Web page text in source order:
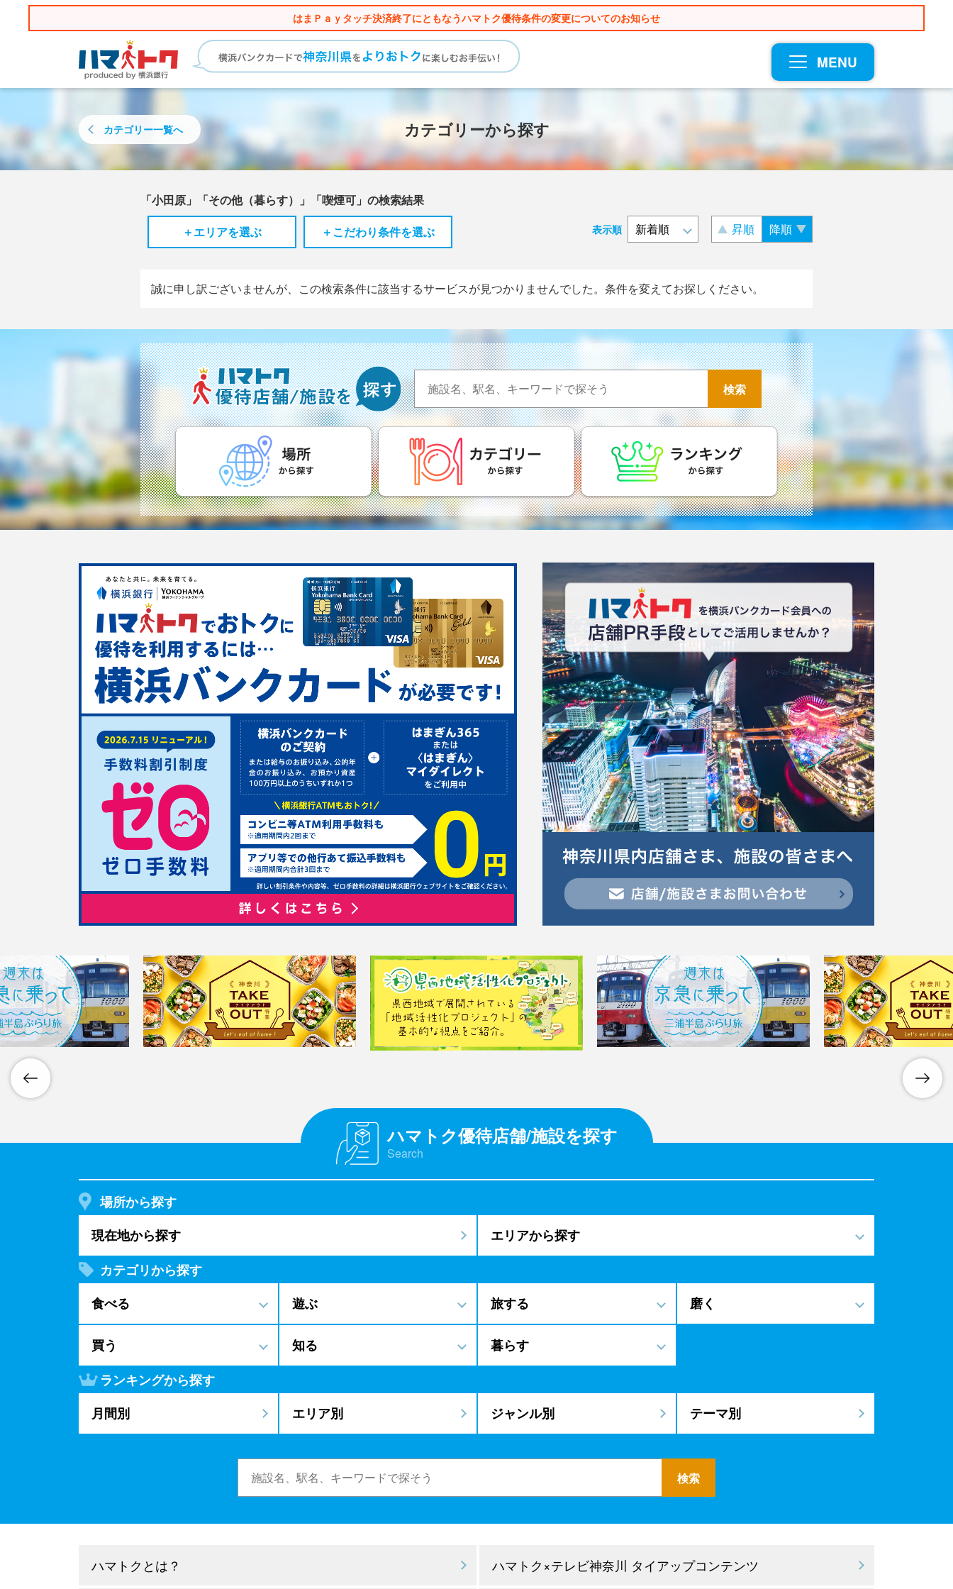
はまＰａｙタッチ決済終了にともなうハマトク優待条件の変更についてのお知らせ
MENU
カテゴリーから探す
カテゴリー一覧へ
「小田原」「その他（暮らす）」「喫煙可」の検索結果
＋エリアを選ぶ
＋こだわり条件を選ぶ 表示順 昇順 降順
誠に申し訳ございませんが、この検索条件に該当するサービスが見つかりませんでした。条件を変えてお探しください。
ハマトク優待店舗/施設を探す
Search
場所から探す
現在地から探す
エリアから探す
カテゴリから探す
食べる
遊ぶ 旅する 磨く
買う 知る
暮らす
ランキングから探す
月間別
エリア別 ジャンル別 テーマ別
ハマトクとは？ ハマトク×テレビ神奈川 タイアップコンテンツ